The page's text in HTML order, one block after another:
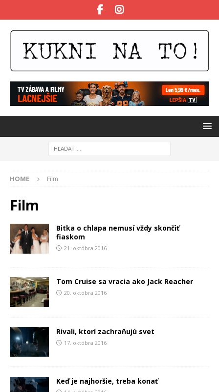
HOME Film
Film
Bitka o chlapa nemusí vždy skončiť
fiaskom
21. októbra 2016
Tom Cruise sa vracia ako Jack Reacher
20. októbra 2016
Rivali, ktorí zachraňujú svet
17. októbra 2016
Keď je najhoršie, treba konať